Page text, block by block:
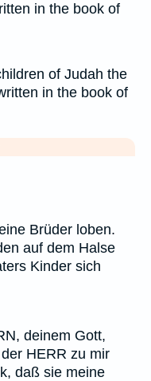
in the book of
of Judah the
in the book of
Brüder loben.
auf dem Halse
Kinder sich
deinem Gott,
HERR zu mir
daß sie meine